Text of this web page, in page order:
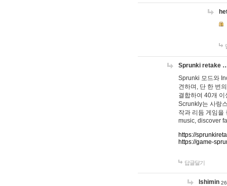
Sprunki retake
Sprunki 모드와
견하며, 단 한 번
결합하여 40개
Scrunkly는 사랑
작과 리듬 게임을
music, discover
https://
https://game-
답글달기
lshimin